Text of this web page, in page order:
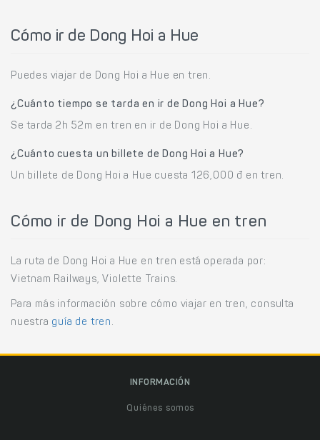
Cómo ir de Dong Hoi a Hue
Puedes viajar de Dong Hoi a Hue en tren.
¿Cuánto tiempo se tarda en ir de Dong Hoi a Hue?
Se tarda 2h 52m en tren en ir de Dong Hoi a Hue.
¿Cuánto cuesta un billete de Dong Hoi a Hue?
Un billete de Dong Hoi a Hue cuesta 126,000 đ en tren.
Cómo ir de Dong Hoi a Hue en tren
La ruta de Dong Hoi a Hue en tren está operada por:
Vietnam Railways, Violette Trains.
Para más información sobre cómo viajar en tren, consulta
nuestra guía de tren .
INFORMACIÓN
Quiénes somos